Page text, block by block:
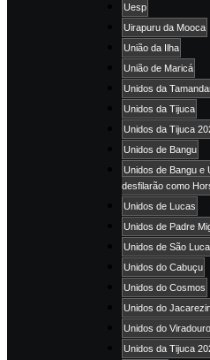
Uesp
Uirapuru da Mooca
União da Ilha
União de Maricá
Unidos da
Unidos da Tijuca
Unidos da Tijuca
Unidos de Bangu
Unidos de Bangu e
desfilarão como
Unidos de Lucas
Unidos de Padre
Unidos de São
Unidos do Cabuçu
Unidos do Cosmos
Unidos do
Unidos do Viradouro
Unidos da Tijuca